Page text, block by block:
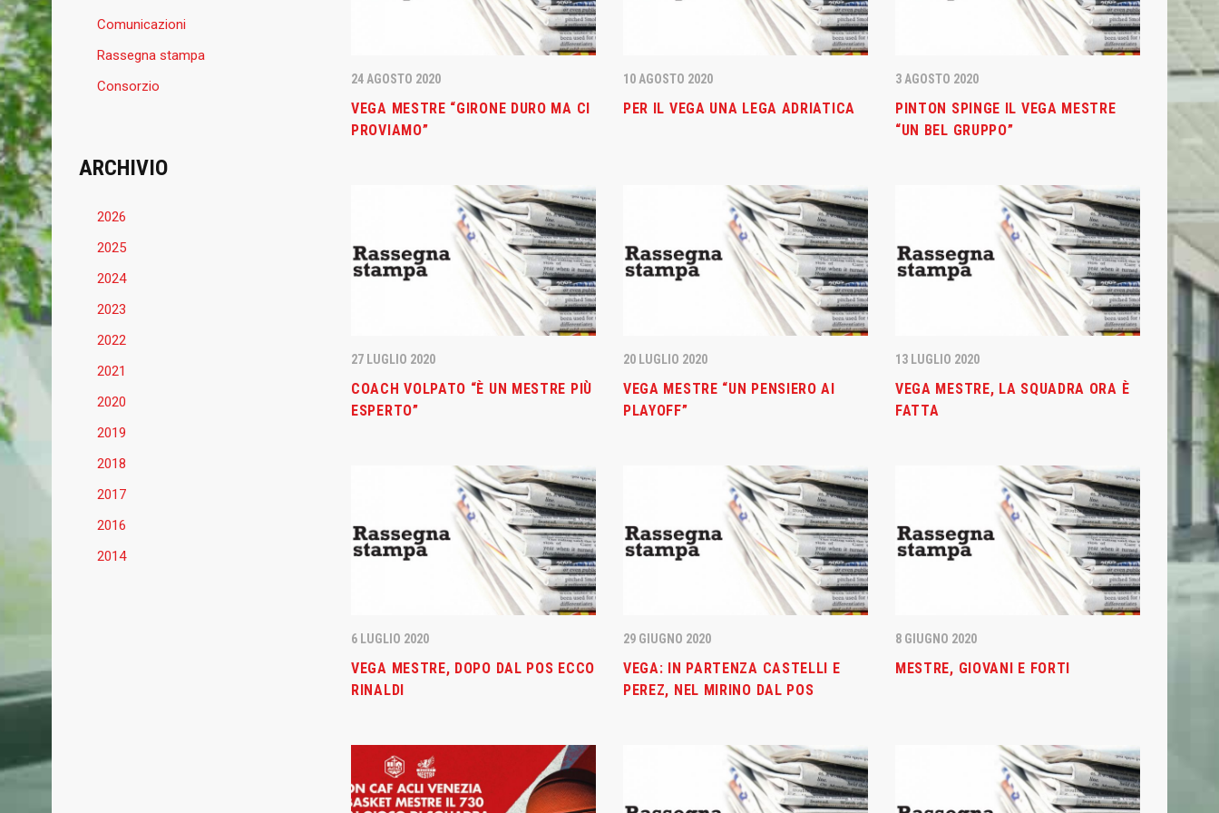
24 AGOSTO 2020
VEGA MESTRE “GIRONE DURO MA CI
PROVIAMO”
10 AGOSTO 2020
PER IL VEGA UNA LEGA ADRIATICA
3 AGOSTO 2020
PINTON SPINGE IL VEGA MESTRE
“UN BEL GRUPPO”
27 LUGLIO 2020
COACH VOLPATO “È UN MESTRE PIÙ
ESPERTO”
20 LUGLIO 2020
VEGA MESTRE “UN PENSIERO AI
PLAYOFF”
13 LUGLIO 2020
VEGA MESTRE, LA SQUADRA ORA È
FATTA
6 LUGLIO 2020
VEGA MESTRE, DOPO DAL POS ECCO
RINALDI
29 GIUGNO 2020
VEGA: IN PARTENZA CASTELLI E
PEREZ, NEL MIRINO DAL POS
8 GIUGNO 2020
MESTRE, GIOVANI E FORTI
Comunicazioni
Rassegna stampa
Consorzio
ARCHIVIO
2026
2025
2024
2023
2022
2021
2020
2019
2018
2017
2016
2014
ULTIME NEWS
24 LUGLIO 2026
LINKS
Abbonamenti
Regolamento Emergenza Covid-19
Consorzio Progetto Mestre
CONTATTI
Basket Mestre 1958 SSD a.r.l
(+39) 320 7147731
segreteria@basketmestre.it